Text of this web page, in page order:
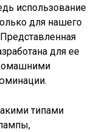
использование
для нашего
для ее
типами